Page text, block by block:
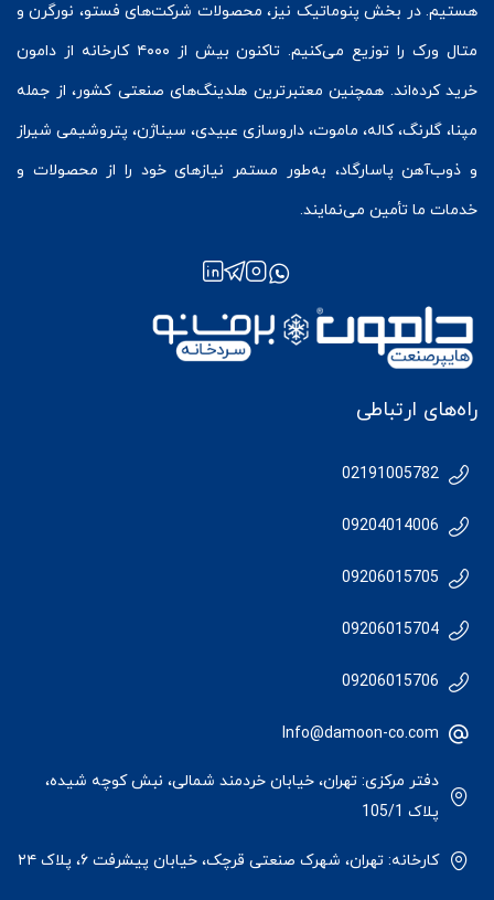
هستیم. در بخش پنوماتیک نیز، محصولات شرکت‌های فستو، نورگرن و
متال ورک
را توزیع می‌کنیم. تاکنون بیش از ۴۰۰۰ کارخانه از دامون
خرید کرده‌اند. همچنین معتبرترین هلدینگ‌های صنعتی کشور، از جمله
مپنا، گلرنگ، کاله، ماموت، داروسازی عبیدی، سیناژن، پتروشیمی شیراز
و ذوب‌آهن پاسارگاد، به‌طور مستمر نیازهای خود را از محصولات و
خدمات ما تأمین می‌نمایند.
راه‌های ارتباطی
02191005782
09204014006
09206015705
09206015704
09206015706
Info@damoon-co.com
دفتر مرکزی: تهران، خیابان خردمند شمالی، نبش کوچه شیده،
پلاک 105/1
کارخانه: تهران، شهرک صنعتی قرچک، خیابان پیشرفت ۶، پلاک ۲۴